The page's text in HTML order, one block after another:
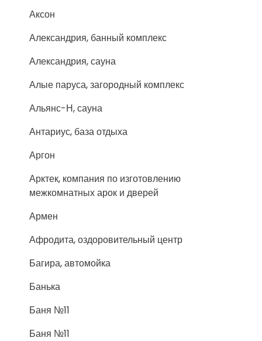
Аксон
Александрия, банный комплекс
Александрия, сауна
Алые паруса, загородный комплекс
Альянс-Н, сауна
Антариус, база отдыха
Аргон
Арктек, компания по изготовлению
межкомнатных арок и дверей
Армен
Афродита, оздоровительный центр
Багира, автомойка
Банька
Баня №11
Баня №11